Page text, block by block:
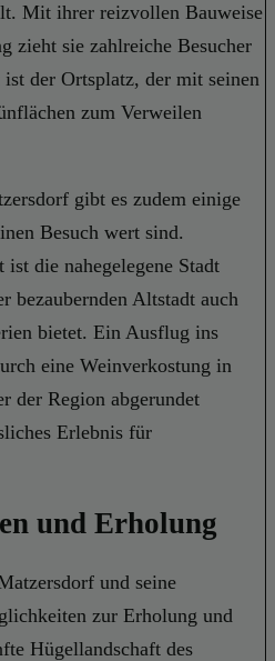
Mit ihrer reizvollen Bauweise
zieht sie zahlreiche Besucher
der Ortsplatz, der mit seinen
zum Verweilen
gibt es zudem einige
Besuch wert sind.
ist die nahegelegene Stadt
bezaubernden Altstadt auch
bietet. Ein Ausflug ins
eine Weinverkostung in
der Region abgerundet
Erlebnis für
und Erholung
und seine
zur Erholung und
Hügellandschaft des